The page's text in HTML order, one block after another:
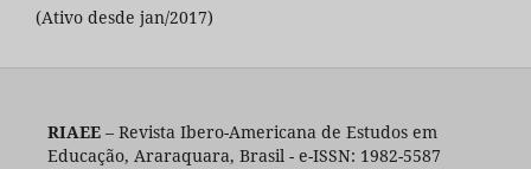
(Ativo desde jan/2017)
RIAEE– Revista Ibero-Americana de Estudos em
Educação, Araraquara, Brasil - e-ISSN: 1982-5587